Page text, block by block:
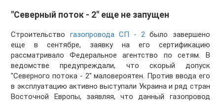
"Северный поток - 2" еще не запущен
Строительство газопровода СП - 2 было завершено
еще в сентябре, заявку на его сертификацию
рассматривало Федеральное агентство по сетям. В
ведомстве предупреждали, что скорый допуск
"Северного потока - 2" маловероятен. Против ввода его
в эксплуатацию активно выступали Украина и ряд стран
Восточной Европы, заявляя, что данный газопровод